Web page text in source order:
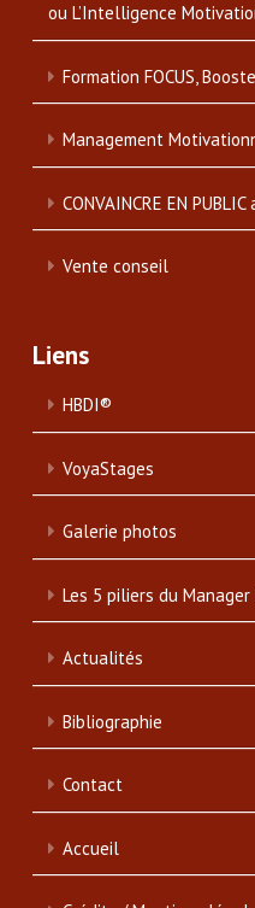
ou L’Intelligence
Formation FOCUS,
Management
CONVAINCRE EN
Vente conseil
Liens
HBDI®
VoyaStages
Galerie photos
Les 5 piliers du
Actualités
Bibliographie
Contact
Accueil